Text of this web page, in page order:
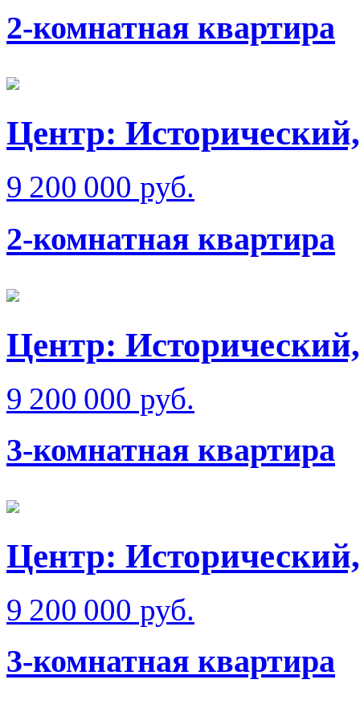
2-комнатная квартира
Центр:
9 200 000 руб.
2-комнатная квартира
Центр:
9 200 000 руб.
3-комнатная квартира
Центр:
9 200 000 руб.
3-комнатная квартира